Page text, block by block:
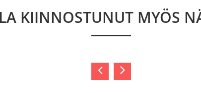
KIINNOSTUNUT MYÖS